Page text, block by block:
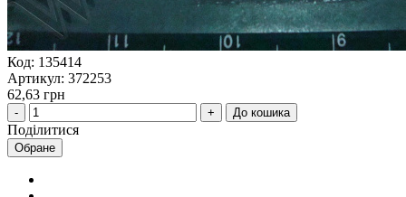
Код: 135414
Артикул: 372253
62,63 грн
До кошика
Поділитися
Обране